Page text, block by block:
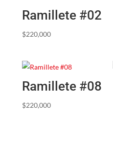
Ramillete #02
$220,000
Ramillete #08
$220,000